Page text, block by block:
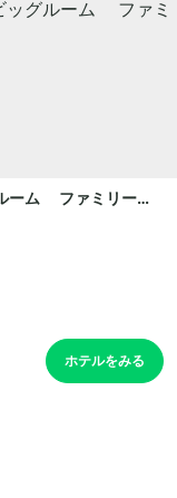
ム ファミリーフ
ホテルをみる